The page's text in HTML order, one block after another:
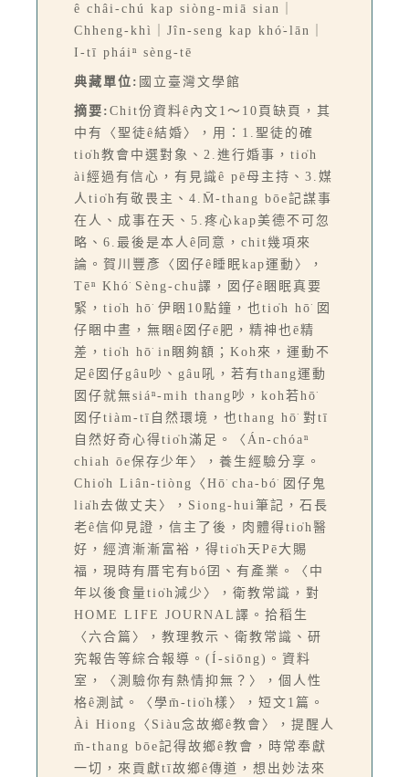
ê châi-chú kap siòng-miā sian｜
Chheng-khì｜Jîn-seng kap khó͘-lān｜
I-tī pháiⁿ sèng-tē
典藏單位: 國立臺灣文學館
摘要: Chit份資料ê內文1～10頁缺頁，其
中有〈聖徒ê結婚〉，用：1.聖徒的確
tio̍h教會中選對象、2.進行婚事，tio̍h
ài經過有信心，有見識ê pē母主持、3.媒
人tio̍h有敬畏主、4.M̄-thang bōe記謀事
在人、成事在天、5.疼心kap美德不可忽
略、6.最後是本人ê同意，chit幾項來
論。賀川豐彥〈囡仔ê睡眠kap運動〉，
Tēⁿ Khó͘ Sèng-chu譯，囡仔ê睏眠真要
緊，tio̍h hō͘ 伊睏10點鐘，也tio̍h hō͘ 囡
仔睏中晝，無睏ê囡仔ē肥，精神也ē精
差，tio̍h hō͘ in睏夠額；Koh來，運動不
足ê囡仔gâu吵、gâu吼，若有thang運動
囡仔就無siáⁿ-mih thang吵，koh若hō͘
囡仔tiàm-tī自然環境，也thang hō͘ 對tī
自然好奇心得tio̍h滿足。〈Án-chóaⁿ
chiah ōe保存少年〉，養生經驗分享。
Chio̍h Liân-tiòng〈Hō͘ cha-bó͘ 囡仔鬼
lia̍h去做丈夫〉，Siong-hui筆記，石長
老ê信仰見證，信主了後，肉體得tio̍h醫
好，經濟漸漸富裕，得tio̍h天Pē大賜
福，現時有厝宅有bó͘囝、有產業。〈中
年以後食量tio̍h減少〉，衛教常識，對
HOME LIFE JOURNAL譯。拾稻生
〈六合篇〉，教理教示、衛教常識、研
究報告等綜合報導。(Í-siōng)。資料
室，〈測驗你有熱情抑無？〉，個人性
格ê測試。〈學m̄-tio̍h樣〉，短文1篇。
Ài Hiong〈Siàu念故鄉ê教會〉，提醒人
m̄-thang bōe記得故鄉ê教會，時常奉獻
一切，來貢獻tī故鄉ê傳道，想出妙法來